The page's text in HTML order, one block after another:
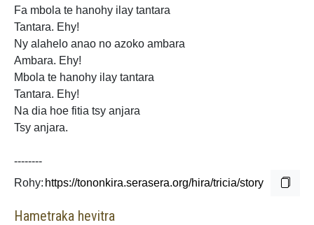
Fa mbola te hanohy ilay tantara
Tantara. Ehy!
Ny alahelo anao no azoko ambara
Ambara. Ehy!
Mbola te hanohy ilay tantara
Tantara. Ehy!
Na dia hoe fitia tsy anjara
Tsy anjara.
--------
Rohy:
Hametraka hevitra